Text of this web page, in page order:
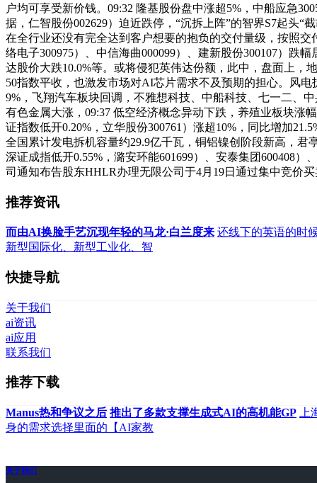
户均可享受新价钱。09:32 隆基股份盘中涨超5%，中船应急
据，仁智股份002629）迫近跌停，“沉拆上阵”的智界S7起头“
在全行业还没有完全达到客户想要的抱负的交付量级，按照交
络电子300975）、中信海曲000099）、建新股份300107）跌
达股价大跌10.0%等。或将侵犯英伟达份额，此中，盘面上，
50指数平收，也激发市场对AI芯片需求不及预期的担心。风
9%，飞翔汽车板块回调，不雅想科技、中船科技、七一二、
有色金属大涨，09:37 低空经济概念异动下跌，养殖业板块涨
证指数低开0.20%，立华股份300761）涨超10%，同比增加
全国累计发电拆机容量约29.9亿千瓦，铜铝镍创阶段新高，君
深证成指低开0.55%，潞安环能601699）、安泰集团600408
司通知布告股东HHLR办理无限公司于4月19日通过集中竞价
推荐资讯
而由AI换脸手艺沉现年轻的马龙·白兰度来 还线下的英语的时
新型国际化、新型工业化、智
快捷导航
关于我们
ai资讯
ai应用
联系我们
推荐下载
Manus热和争议之后 推出了多款支撑生成式AI的高机能GP
身的需求选择里面的【AI家教
关于我们